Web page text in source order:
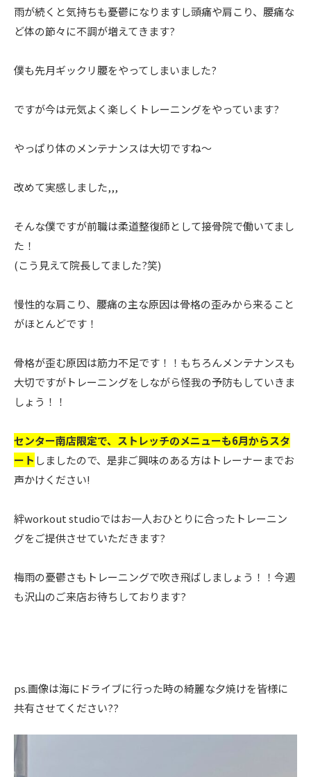
雨が続くと気持ちも憂鬱になりますし頭痛や肩こり、腰痛な
ど体の節々に不調が増えてきます?
僕も先月ギックリ腰をやってしまいました?
ですが今は元気よく楽しくトレーニングをやっています?
やっぱり体のメンテナンスは大切ですね〜
改めて実感しました,,,
そんな僕ですが前職は柔道整復師として接骨院で働いてまし
た！
(こう見えて院長してました?笑)
慢性的な肩こり、腰痛の主な原因は骨格の歪みから来ること
がほとんどです！
骨格が歪む原因は筋力不足です！！もちろんメンテナンスも
大切ですがトレーニングをしながら怪我の予防もしていきま
しょう！！
センター南店限定で、ストレッチのメニューも6月からスタ
ート しましたので、是非ご興味のある方はトレーナーまでお
声かけください!
絆workout studioではお一人おひとりに合ったトレーニン
グをご提供させていただきます?
梅雨の憂鬱さもトレーニングで吹き飛ばしましょう！！今週
も沢山のご来店お待ちしております?
ps.画像は海にドライブに行った時の綺麗な夕焼けを皆様に
共有させてください??